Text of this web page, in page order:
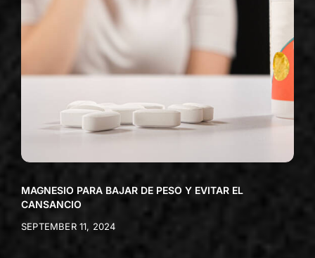
MAGNESIO PARA BAJAR DE PESO Y EVITAR EL
CANSANCIO
SEPTEMBER 11, 2024